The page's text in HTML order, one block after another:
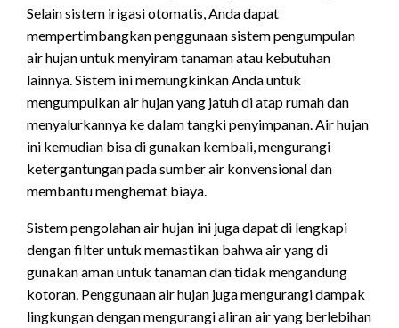
Selain sistem irigasi otomatis, Anda dapat
mempertimbangkan penggunaan sistem pengumpulan
air hujan untuk menyiram tanaman atau kebutuhan
lainnya. Sistem ini memungkinkan Anda untuk
mengumpulkan air hujan yang jatuh di atap rumah dan
menyalurkannya ke dalam tangki penyimpanan. Air hujan
ini kemudian bisa di gunakan kembali, mengurangi
ketergantungan pada sumber air konvensional dan
membantu menghemat biaya.
Sistem pengolahan air hujan ini juga dapat di lengkapi
dengan filter untuk memastikan bahwa air yang di
gunakan aman untuk tanaman dan tidak mengandung
kotoran. Penggunaan air hujan juga mengurangi dampak
lingkungan dengan mengurangi aliran air yang berlebihan